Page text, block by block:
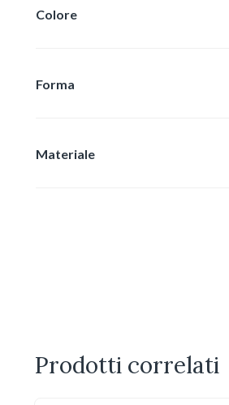
Colore
Forma
Materiale
Prodotti correlati